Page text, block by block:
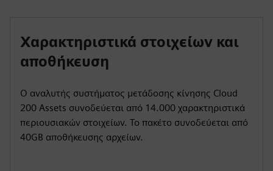
Χαρακτηριστικά στοιχείων και
αποθήκευση
Ο αναλυτής συστήματος μετάδοσης κίνησης Cloud
200 Assets συνοδεύεται από 14.000 χαρακτηριστικά
περιουσιακών στοιχείων. Το πακέτο συνοδεύεται από
40GB αποθήκευσης αρχείων.